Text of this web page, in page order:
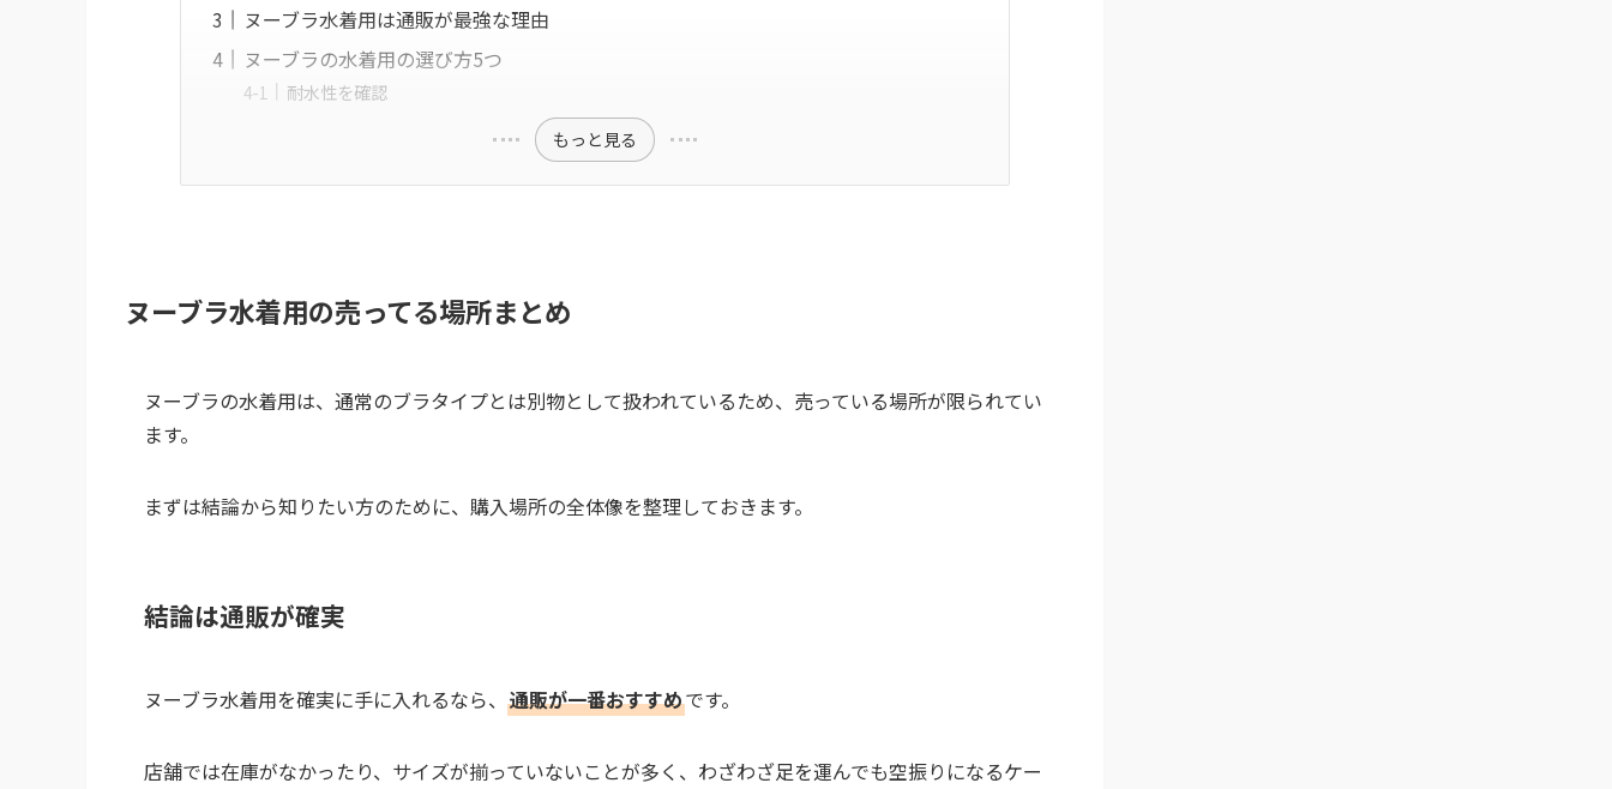
ヌーブラ水着用は通販が最強な理由
ヌーブラの水着用の選び方5つ
耐水性を確認
もっと見る
ヌーブラ水着用の売ってる場所まとめ
ヌーブラの水着用は、通常のブラタイプとは別物として扱われているため、売っている場所が限られてい
ます。
まずは結論から知りたい方のために、購入場所の全体像を整理しておきます。
結論は通販が確実
ヌーブラ水着用を確実に手に入れるなら、 通販が一番おすすめです。
店舗では在庫がなかったり、サイズが揃っていないことが多く、わざわざ足を運んでも空振りになるケー